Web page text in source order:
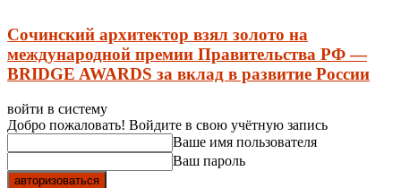
Сочинский архитектор взял золото на
международной премии Правительства РФ —
BRIDGE AWARDS за вклад в развитие России
войти в систему
Добро пожаловать! Войдите в свою учётную запись
Ваше имя пользователя
Ваш пароль